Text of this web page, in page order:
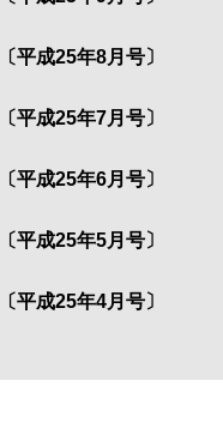
平成25年8月号〕
平成25年7月号〕
平成25年6月号〕
平成25年5月号〕
平成25年4月号〕